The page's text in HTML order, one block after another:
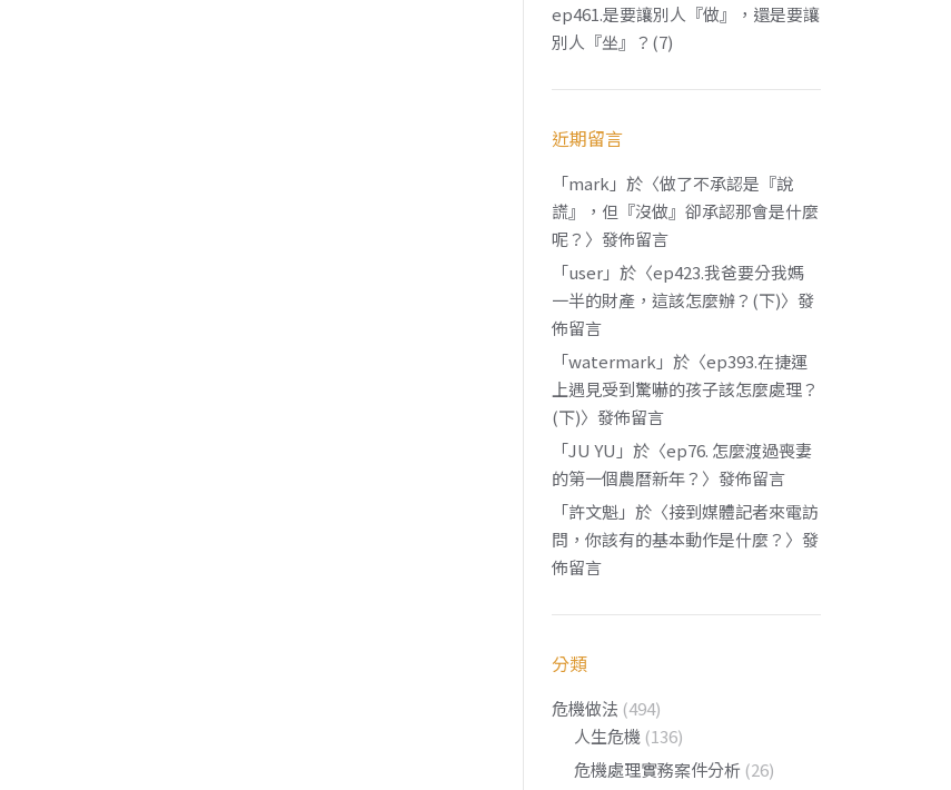
ep461.是要讓別人『做』，還是要讓
別人『坐』？(7)
近期留言
「mark 」於〈做了不承認是『說
謊』，但『沒做』卻承認那會是什麼
呢？ 〉發佈留言
「user」於〈ep423.我爸要分我媽
一半的財產，這該怎麼辦？(下)〉發
佈留言
「watermark 」於〈ep393.在捷運
上遇見受到驚嚇的孩子該怎麼處理？
(下)〉發佈留言
「JU YU 」於〈ep76. 怎麼渡過喪妻
的第一個農曆新年？ 〉發佈留言
「許文魁」於〈接到媒體記者來電訪
問，你該有的基本動作是什麼？ 〉發
佈留言
分類
危機做法 (494)
人生危機 (136)
危機處理實務案件分析 (26)